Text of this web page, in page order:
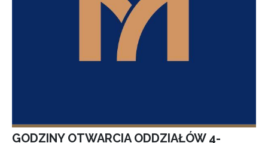
GODZINY OTWARCIA ODDZIAŁÓW 4-